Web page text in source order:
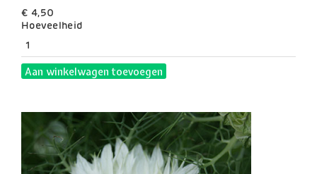
€ 4,50
Hoeveelheid
Aan winkelwagen toevoegen